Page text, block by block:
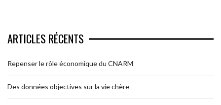
ARTICLES RÉCENTS
Repenser le rôle économique du CNARM
Des données objectives sur la vie chère